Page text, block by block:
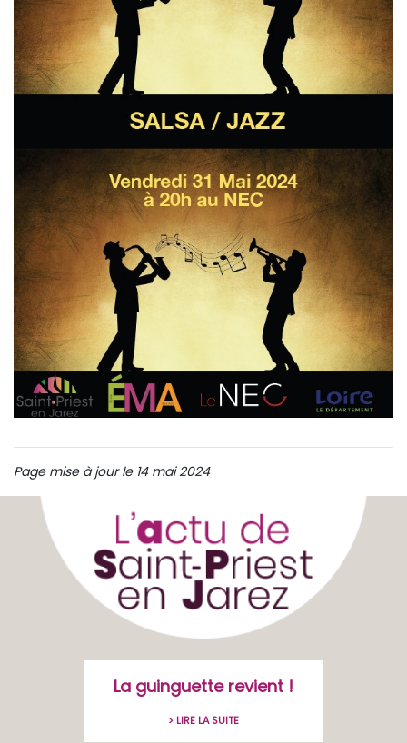
Page mise à jour le 14 mai 2024
La guinguette revient !
> LIRE LA SUITE